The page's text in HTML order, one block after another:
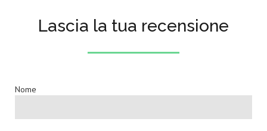
Lascia la tua recensione
Nome